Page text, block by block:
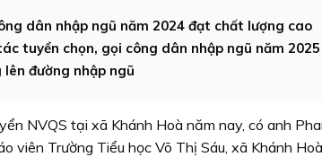
dân nhập ngũ năm 2024 đạt chất lượng cao
tuyển chọn, gọi công dân nhập ngũ năm 2025
đường nhập ngũ
NVQS tại xã Khánh Hoà năm nay, có anh
viên Trường Tiểu học Võ Thị Sáu, xã Khánh